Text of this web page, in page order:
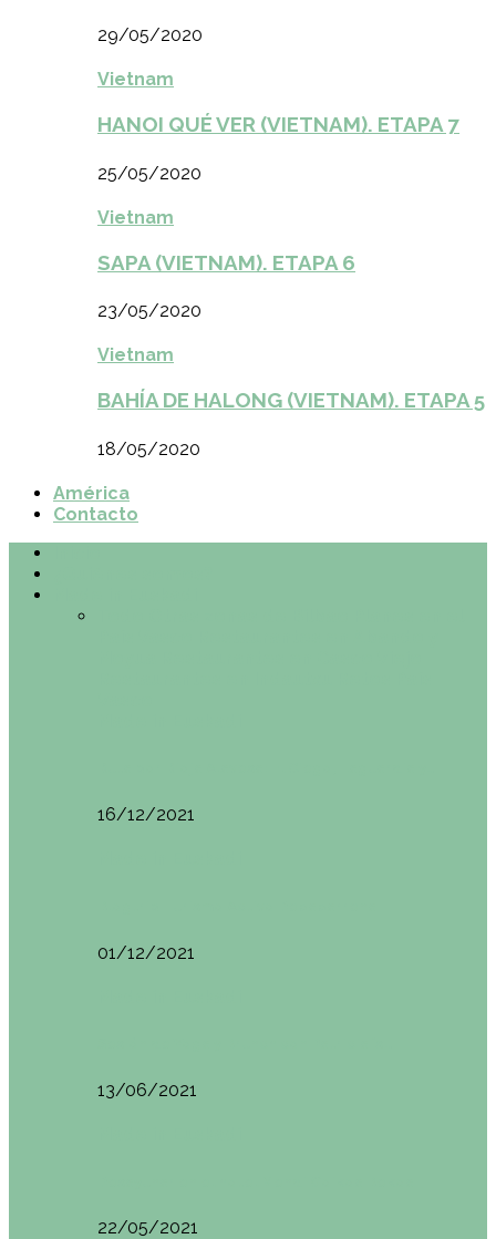
29/05/2020
Vietnam
HANOI QUÉ VER (VIETNAM). ETAPA 7
25/05/2020
Vietnam
SAPA (VIETNAM). ETAPA 6
23/05/2020
Vietnam
BAHÍA DE HALONG (VIETNAM). ETAPA 5
18/05/2020
América
Contacto
16/12/2021
01/12/2021
13/06/2021
22/05/2021